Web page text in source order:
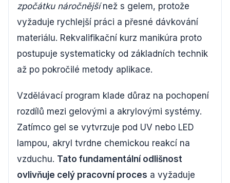
zpočátku náročnějšínež s gelem, protože
vyžaduje rychlejší práci a přesné dávkování
materiálu. Rekvalifikační kurz manikúra proto
postupuje systematicky od základních technik
až po pokročilé metody aplikace.
Vzdělávací program klade důraz na pochopení
rozdílů mezi gelovými a akrylovými systémy.
Zatímco gel se vytvrzuje pod UV nebo LED
lampou, akryl tvrdne chemickou reakcí na
vzduchu. Tato fundamentální odlišnost
ovlivňuje celý pracovní proces a vyžaduje